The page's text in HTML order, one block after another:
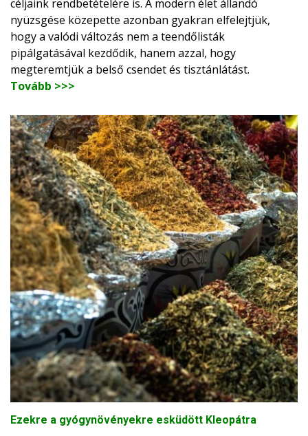
céljaink rendbetételére is. A modern élet állandó
nyüzsgése közepette azonban gyakran elfelejtjük,
hogy a valódi változás nem a teendőlisták
pipálgatásával kezdődik, hanem azzal, hogy
megteremtjük a belső csendet és tisztánlátást.
Tovább >>>
Ezekre a gyógynövényekre esküdött Kleopátra